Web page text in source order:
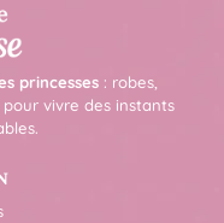
princesses: robes,
vivre des instants